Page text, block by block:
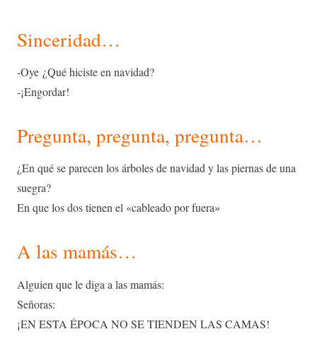
Sinceridad…
-Oye ¿Qué hiciste en navidad?
-¡Engordar!
Pregunta, pregunta, pregunta…
¿En qué se parecen los árboles de navidad y las piernas de una
suegra?
En que los dos tienen el «cableado por fuera»
A las mamás…
Alguien que le diga a las mamás:
Señoras:
¡EN ESTA ÉPOCA NO SE TIENDEN LAS CAMAS!